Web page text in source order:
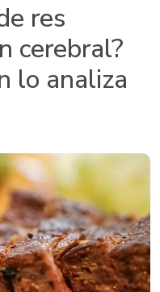
res
cerebral?
lo analiza